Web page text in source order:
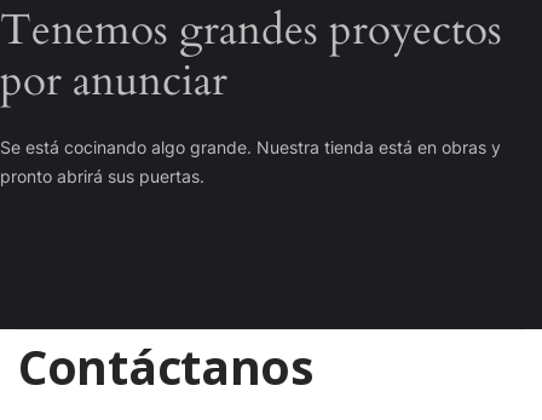
Remember me
Tenemos grandes proyectos
por anunciar
Se está cocinando algo grande. Nuestra tienda está en obras y
pronto abrirá sus puertas.
Contáctanos